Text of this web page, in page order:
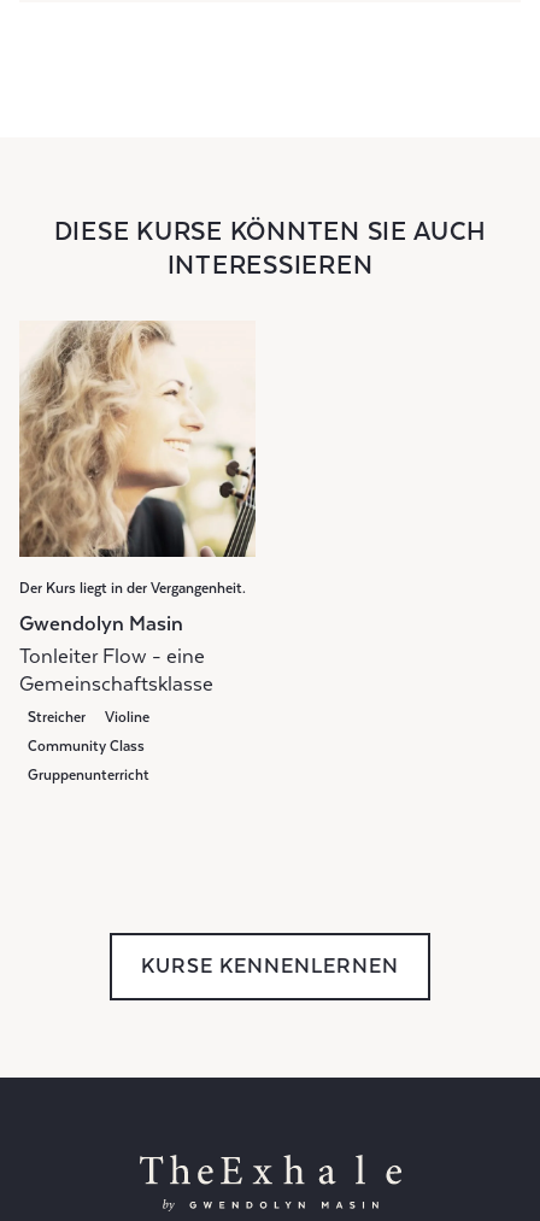
DIESE KURSE KÖNNTEN SIE AUCH
INTERESSIEREN
Der Kurs liegt in der Vergangenheit.
Gwendolyn Masin
Tonleiter Flow - eine
Gemeinschaftsklasse
Streicher
Violine
Community Class
Gruppenunterricht
KURSE KENNENLERNEN